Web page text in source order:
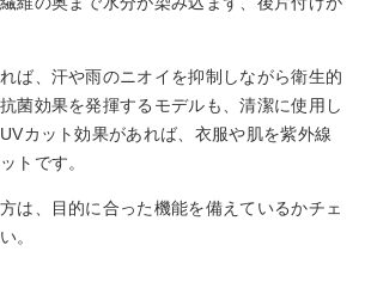
ば、汗や雨のニオイを抑制しながら衛生的
菌効果を発揮するモデルも、清潔に使用し
カット効果があれば、衣服や肌を紫外線
トです。
は、目的に合った機能を備えているかチェ
。